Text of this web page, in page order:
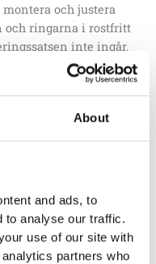
About
and ads, to
to analyse our traffic.
use of our site with
partners who
och justera
och ringarna i rostfritt
inte ingår.
den separata L1044-
vindrutor Vindrutor
än 25 m2 eller
rekommenderas inte.
större än 25 m2.